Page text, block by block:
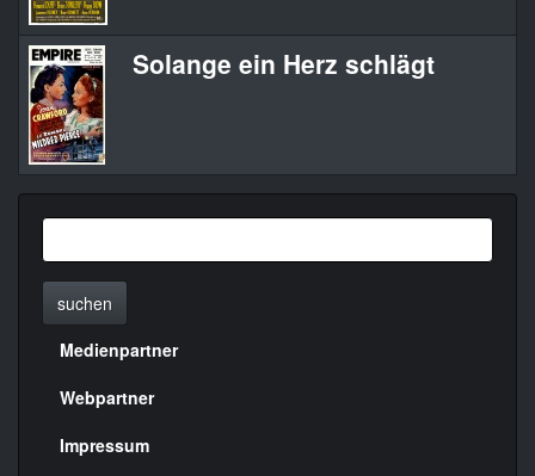
Solange ein Herz schlägt
suchen
Menülinks
rechte
Seite
Medienpartner
Webpartner
Impressum